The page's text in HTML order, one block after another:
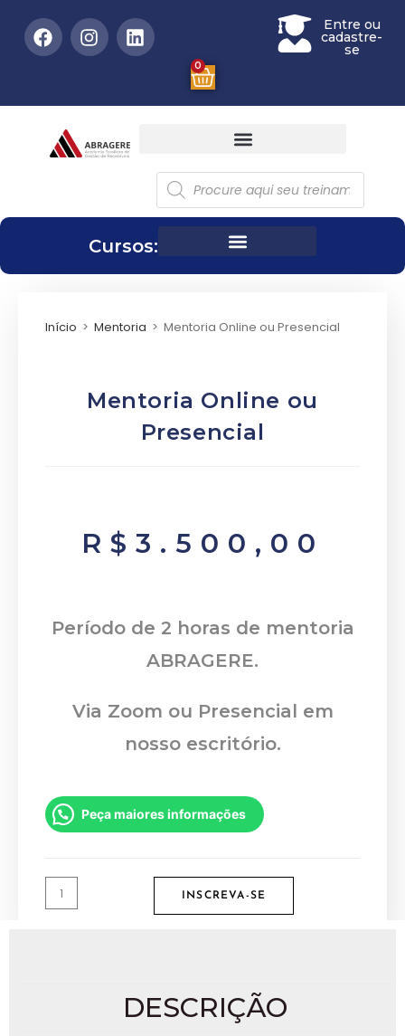
Entre ou
cadastre-
se
0
Cursos:
Início > Mentoria > Mentoria Online ou Presencial
Mentoria Online ou
Presencial
R$ 3.500,00
Período de 2 horas de mentoria
ABRAGERE.
Via Zoom ou Presencial em
nosso escritório.
Peça maiores informações
INSCREVA-SE
DESCRIÇÃO